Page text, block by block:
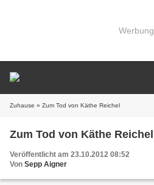
Werbung
Zuhause » Zum Tod von Käthe Reichel
Zum Tod von Käthe Reichel
Veröffentlicht am 23.10.2012 08:52
Von Sepp Aigner